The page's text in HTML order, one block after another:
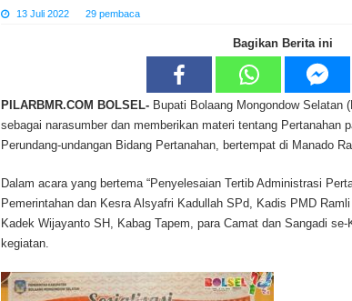
13 Juli 2022 29 pembaca
Bagikan Berita ini
PILARBMR.COM BOLSEL- Bupati Bolaang Mongondow Selatan
sebagai narasumber dan memberikan materi tentang Pertanahan
Perundang-undangan Bidang Pertanahan, bertempat di Manado
Dalam acara yang bertema “Penyelesaian Tertib Administrasi
Pemerintahan dan Kesra Alsyafri Kadullah SPd, Kadis PMD
Kadek Wijayanto SH, Kabag Tapem, para Camat dan Sangadi
kegiatan.